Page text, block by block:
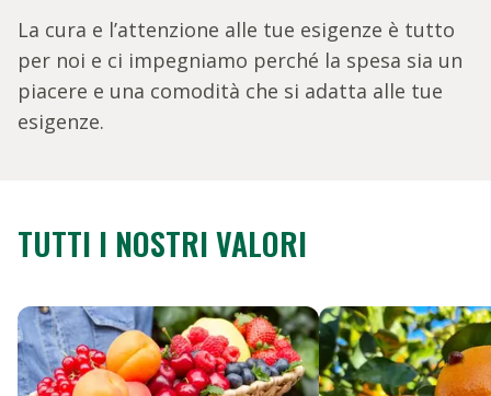
La cura e l’attenzione alle tue esigenze è tutto
per noi e ci impegniamo perché la spesa sia un
piacere e una comodità che si adatta alle tue
esigenze.
TUTTI I NOSTRI VALORI